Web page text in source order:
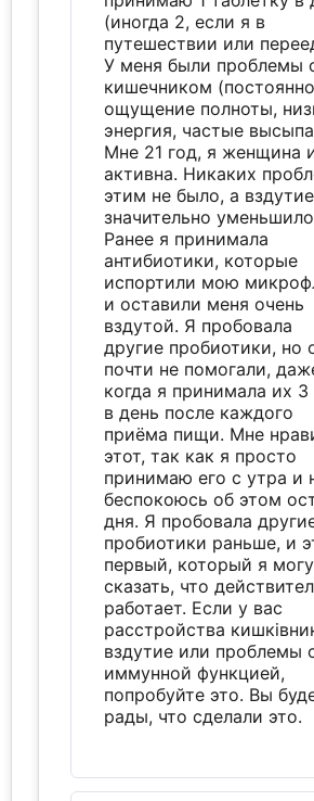
(иногда 2, если я в
путешествии или
У меня были проблемы
кишечником
ощущение полноты,
энергия, частые
Мне 21 год, я женщина
активна. Никаких
этим не было, а вздутие
значительно
Ранее я принимала
антибиотики, которые
испортили мою
и оставили меня очень
вздутой. Я пробовала
другие пробиотики, но
почти не помогали,
когда я принимала их 3
в день после каждого
приёма пищи. Мне
этот, так как я просто
принимаю его с утра и
беспокоюсь об этом
дня. Я пробовала
пробиотики раньше, и
первый, который я могу
сказать, что
работает. Если у вас
расстройства
вздутие или проблемы
иммунной функцией,
попробуйте это. Вы
рады, что сделали это.